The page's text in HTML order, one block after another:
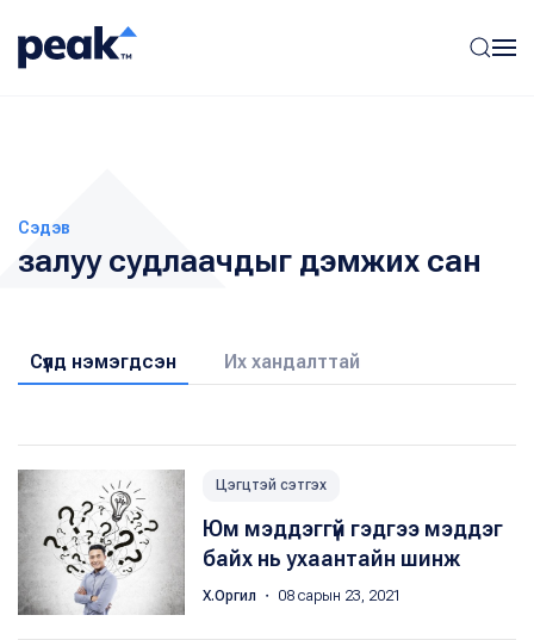
Сэдэв
залуу судлаачдыг дэмжих сан
Сүүлд нэмэгдсэн Их хандалттай
Цэгцтэй сэтгэх
Юм мэддэггүй гэдгээ мэддэг
байх нь ухаантайн шинж
Х.Оргил ・ 08 сарын 23, 2021